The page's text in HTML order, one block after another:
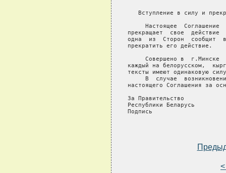
Вступление в силу и
Настоящее  Соглашение
прекращает  свое  действие
одна  из  Сторон  сообщит
прекратить его действие.
Совершено в  г.Минске
каждый на белорусском,
тексты имеют одинаковую
В  случае
настоящего Соглашения за
За Правительство
Республики Беларусь
Подпись